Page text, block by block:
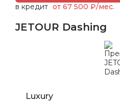
в кредит от 67 500 ₽/мес.
JETOUR Dashing
Luxury